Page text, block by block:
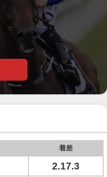
着差
2.17.3